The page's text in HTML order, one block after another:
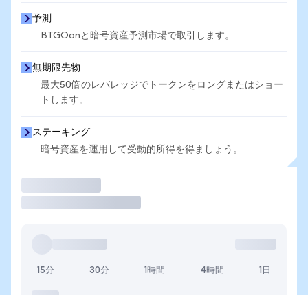
予測
BTGOonと暗号資産予測市場で取引します。
無期限先物
最大50倍のレバレッジでトークンをロングまたはショー
トします。
ステーキング
暗号資産を運用して受動的所得を得ましょう。
15分 30分 1時間 4時間 1日